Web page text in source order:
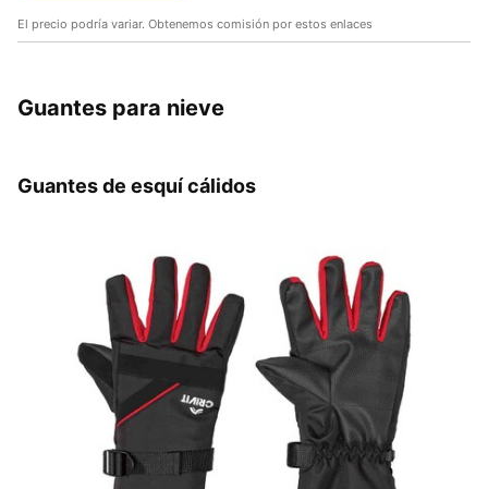
El precio podría variar. Obtenemos comisión por estos enlaces
Guantes para nieve
Guantes de esquí cálidos